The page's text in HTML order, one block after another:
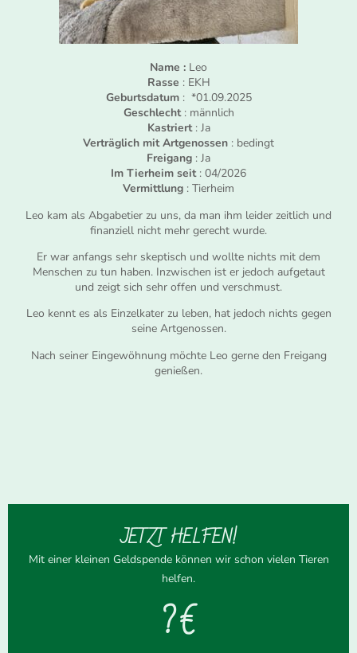
Name : Leo
Rasse : EKH
Geburtsdatum: *01.09.2025
Geschlecht: männlich
Kastriert: Ja
Verträglich mit Artgenossen : bedingt
Freigang : Ja
Im Tierheim seit: 04/2026
Vermittlung : Tierheim
Leo kam als Abgabetier zu uns, da man ihm leider zeitlich und
finanziell nicht mehr gerecht wurde.
Er war anfangs sehr skeptisch und wollte nichts mit dem
Menschen zu tun haben. Inzwischen ist er jedoch aufgetaut
und zeigt sich sehr offen und verschmust.
Leo kennt es als Einzelkater zu leben, hat jedoch nichts gegen
seine Artgenossen.
Nach seiner Eingewöhnung möchte Leo gerne den Freigang
genießen.
JETZT HELFEN!
Mit einer kleinen Geldspende können wir schon vielen Tieren
helfen.
? €